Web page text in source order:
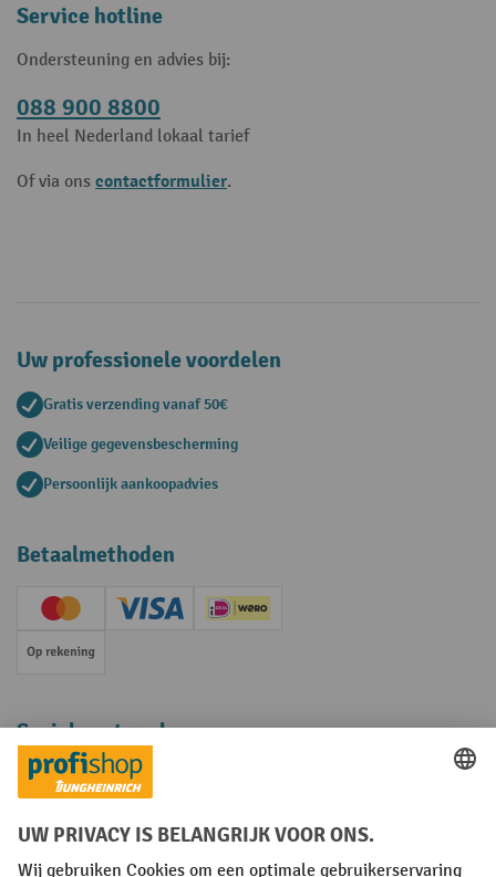
Service hotline
Ondersteuning en advies bij:
088 900 8800
In heel Nederland lokaal tarief
Of via ons contactformulier.
Uw professionele voordelen
Gratis verzending vanaf 50€
Veilige gegevensbescherming
Persoonlijk aankoopadvies
Betaalmethoden
Creditcard (Master)Creditcard (Visa)iDEAL | Wero
Op rekening
Sociale netwerken
Facebook
YouTube
LinkedInInstagram